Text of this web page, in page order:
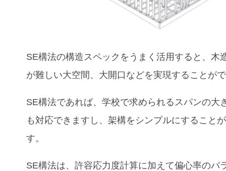
SE構法の構造スペックをうまく活用すると、木
が難しい大空間、大開口などを実現することが
SE構法であれば、学校で求められるスパンの大
も対応できますし、架構をシンプルにすること
す。
SE構法は、許容応力度計算に加えて偏心率のバ